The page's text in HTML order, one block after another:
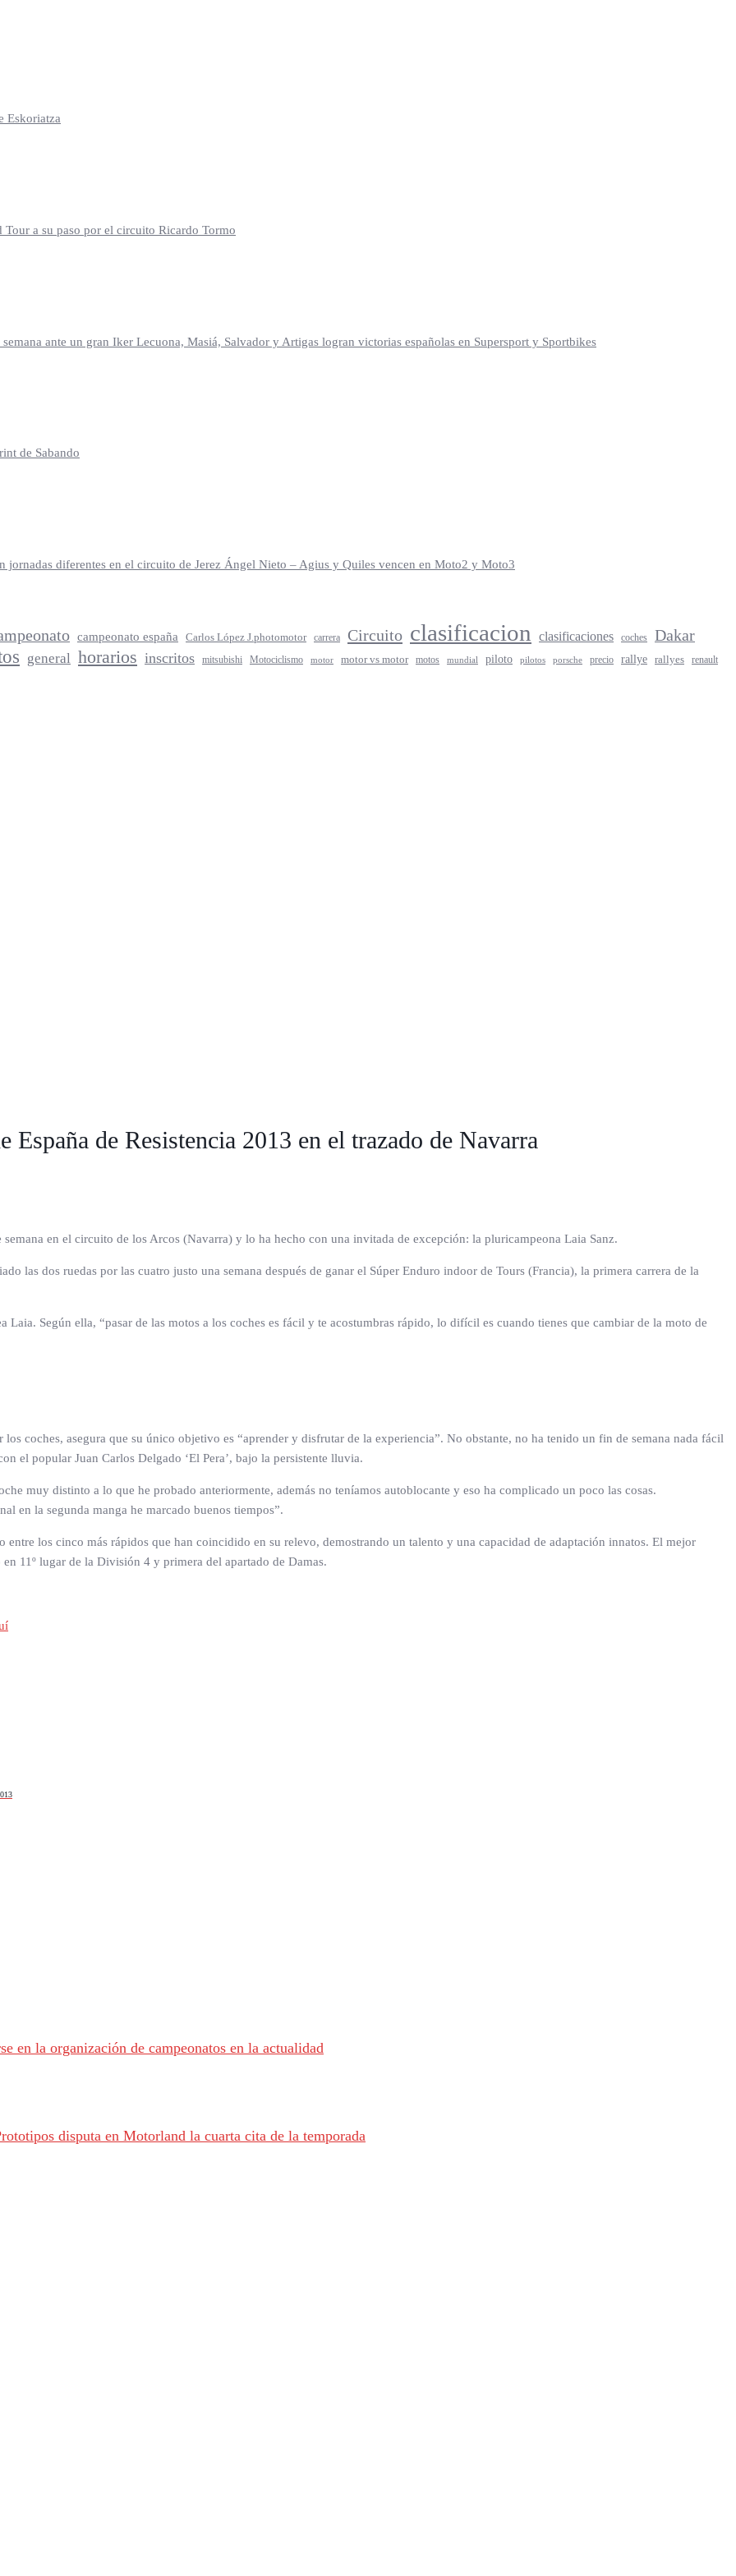
Eskoriatza
a su paso por el circuito Ricardo Tormo
ante un gran Iker Lecuona, Masiá, Salvador y Artigas logran victorias españolas en Supersport y Sportbikes
de Sabando
jornadas diferentes en el circuito de Jerez Ángel Nieto – Agius y Quiles vencen en Moto2 y Moto3
campeonato españa Carlos López J.photomotor carrera Circuito clasificacion clasificaciones coches Dakar
general horarios inscritos mitsubishi Motociclismo motor motor vs motor motos mundial piloto pilotos porsche precio rallye rallyes renault
de Resistencia 2013 en el trazado de Navarra
en el circuito de los Arcos (Navarra) y lo ha hecho con una invitada de excepción: la pluricampeona Laia Sanz.
las dos ruedas por las cuatro justo una semana después de ganar el Súper Enduro indoor de Tours (Francia), la primera carrera de la
Según ella, “pasar de las motos a los coches es fácil y te acostumbras rápido, lo difícil es cuando tienes que cambiar de la moto de
coches, asegura que su único objetivo es “aprender y disfrutar de la experiencia”. No obstante, no ha tenido un fin de semana nada fácil
el popular Juan Carlos Delgado ‘El Pera’, bajo la persistente lluvia.
muy distinto a lo que he probado anteriormente, además no teníamos autoblocante y eso ha complicado un poco las cosas.
en la segunda manga he marcado buenos tiempos”.
entre los cinco más rápidos que han coincidido en su relevo, demostrando un talento y una capacidad de adaptación innatos. El mejor
11º lugar de la División 4 y primera del apartado de Damas.
en la organización de campeonatos en la actualidad
disputa en Motorland la cuarta cita de la temporada